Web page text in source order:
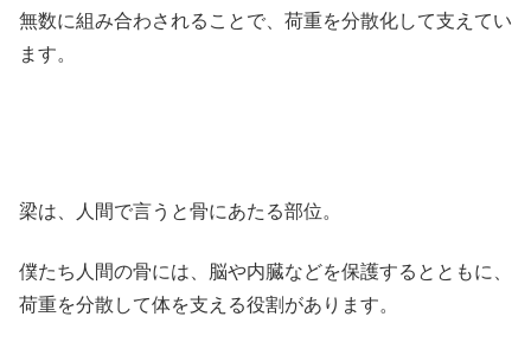
無数に組み合わされることで、荷重を分散化して支えてい
ます。
梁は、人間で言うと骨にあたる部位。
僕たち人間の骨には、脳や内臓などを保護するとともに、
荷重を分散して体を支える役割があります。